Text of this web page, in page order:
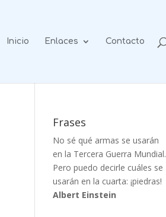
Inicio Enlaces Contacto
Frases
No sé qué armas se usarán
en la Tercera Guerra Mundial.
Pero puedo decirle cuáles se
usarán en la cuarta: ¡piedras!
Albert Einstein